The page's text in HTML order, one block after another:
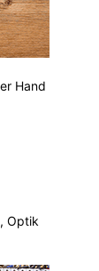
Hand
Optik